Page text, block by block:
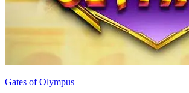
Gates of Olympus